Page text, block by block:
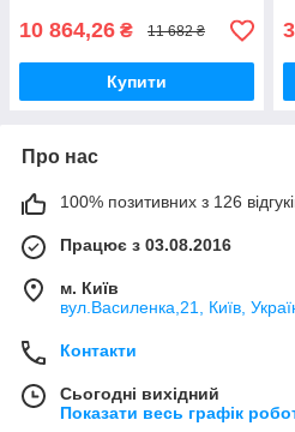
10 864,26 ₴ 11 682 ₴
Купити
Про нас
100% позитивних з 126
Працює з 03.08.2016
м. Київ
вул.Василенка,21, Київ,
Контакти
Сьогодні вихідний
Показати весь графік